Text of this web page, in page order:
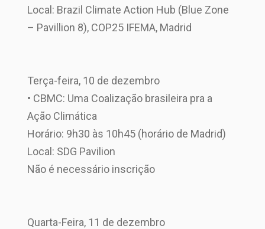
Local: Brazil Climate Action Hub (Blue Zone
– Pavillion 8), COP25 IFEMA, Madrid
Terça-feira, 10 de dezembro
• CBMC: Uma Coalização brasileira pra a
Ação Climática
Horário: 9h30 às 10h45 (horário de Madrid)
Local: SDG Pavilion
Não é necessário inscrição
Quarta-Feira, 11 de dezembro